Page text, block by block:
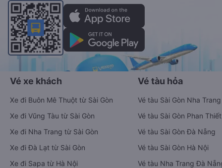
Vé xe khách
Xe đi Buôn Mê Thuột từ Sài Gòn
Xe đi Vũng Tàu từ Sài Gòn
Xe đi Nha Trang từ Sài Gòn
Xe đi Đà Lạt từ Sài Gòn
Xe đi Sapa từ Hà Nội
Vé tàu hỏa
Vé tàu Sài Gòn Nha Trang
Vé tàu Sài Gòn Phan Thiết
Vé tàu Sài Gòn Đà Nẵng
Vé tàu Sài Gòn Hà Nội
Vé tàu Nha Trang Đà